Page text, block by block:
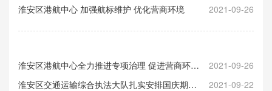
2021-09-26
淮安区港航中心 加强航标维护 优化营商环境
2021-09-26
淮安区港航中心全力推进专项治理 促进营商环境、民生安全协调发展
2021-09-22
淮安区交通运输综合执法大队扎实安排国庆期间信访维稳工作与营商服务工作